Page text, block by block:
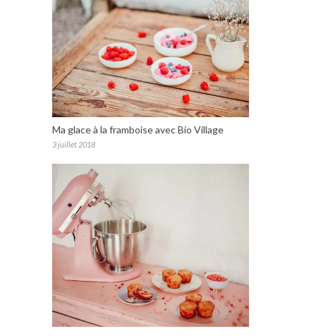
Ma glace à la framboise avec Bio Village
3 juillet 2018